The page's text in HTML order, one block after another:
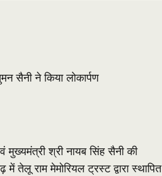
सैनी ने किया लोकार्पण
मुख्यमंत्री श्री नायब सिंह सैनी की
तेलू राम मेमोरियल ट्रस्ट द्वारा स्थापित